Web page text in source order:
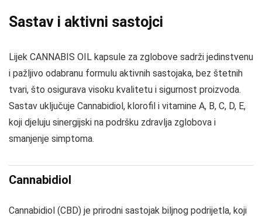
Sastav i aktivni sastojci
Lijek CANNABIS OIL kapsule za zglobove sadrži jedinstvenu
i pažljivo odabranu formulu aktivnih sastojaka, bez štetnih
tvari, što osigurava visoku kvalitetu i sigurnost proizvoda.
Sastav uključuje Cannabidiol, klorofil i vitamine A, B, C, D, E,
koji djeluju sinergijski na podršku zdravlja zglobova i
smanjenje simptoma.
Cannabidiol
Cannabidiol (CBD) je prirodni sastojak biljnog podrijetla, koji